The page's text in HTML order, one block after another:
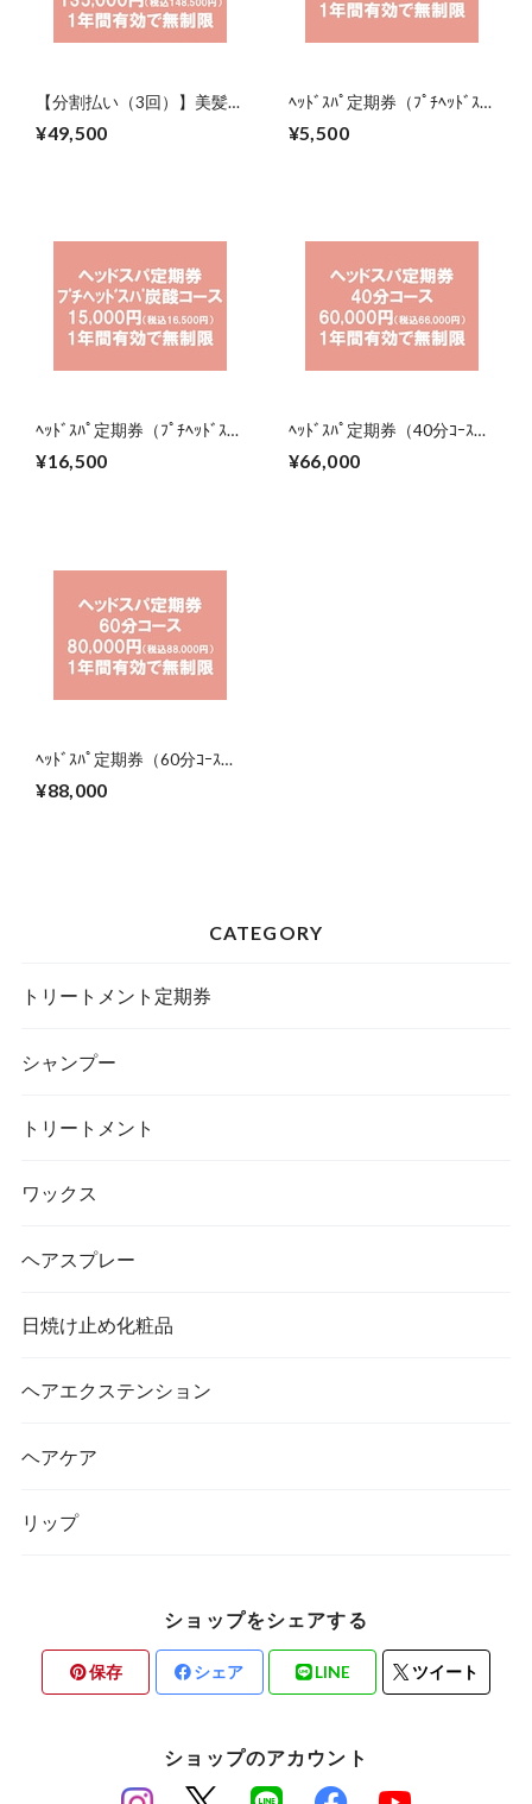
【分割払い（3回）】美髪ｴ
（2027年8月31日まで）
¥49,500
ﾍｯﾄﾞｽﾊﾟ定期券（ﾌﾟﾁﾍｯﾄﾞｽﾊﾟ
で）
¥5,500
ﾍｯﾄﾞｽﾊﾟ定期券（ﾌﾟﾁﾍｯﾄﾞｽﾊﾟ
炭酸ｺｰｽ）（2027年8月31日
まで）
¥16,500
ﾍｯﾄﾞｽﾊﾟ定期券（40分ｺｰｽ）
（2027年8月31日まで）
¥66,000
ﾍｯﾄﾞｽﾊﾟ定期券（60分ｺｰｽ）
¥88,000
CATEGORY
トリートメント定期券
シャンプー
トリートメント
ワックス
ヘアスプレー
日焼け止め化粧品
ヘアエクステンション
ヘアケア
リップ
ショップをシェアする
保存 シェア LINE ツイート
ショップのアカウント